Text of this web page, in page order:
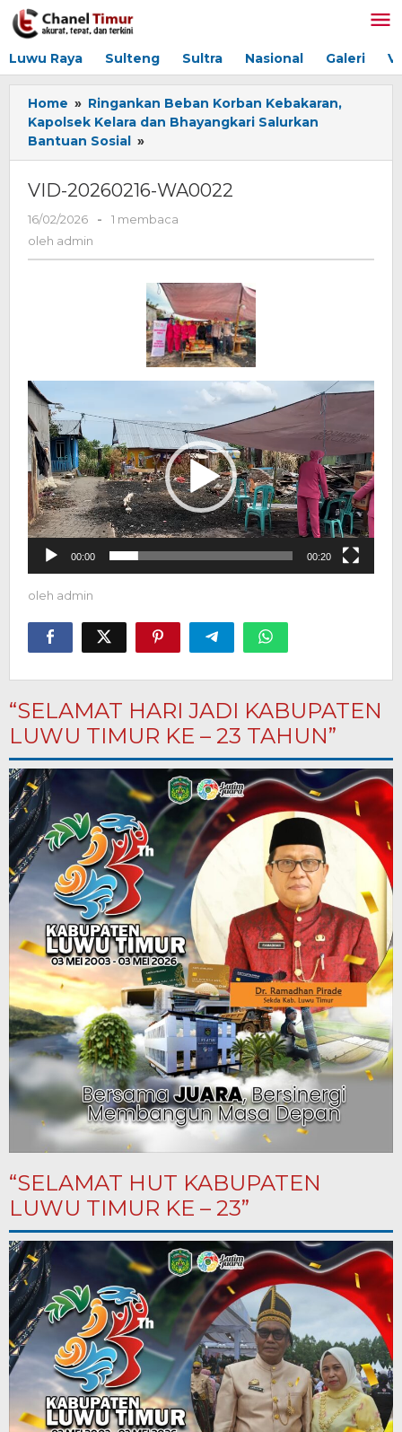
Lewati
ke
Luwu Raya Sulteng Sultra Nasional Galeri
Home » Ringankan Beban Korban Kebakaran,
Kapolsek Kelara dan Bhayangkari Salurkan
Bantuan Sosial »
20260216-
VID-20260216-WA0022
16/02/2026
oleh
-
1 membaca
oleh admin
Pemutar
Video
00:00 00:20
oleh admin
“SELAMAT HARI JADI KABUPATEN
LUWU TIMUR KE – 23 TAHUN”
“SELAMAT HUT KABUPATEN
LUWU TIMUR KE – 23”